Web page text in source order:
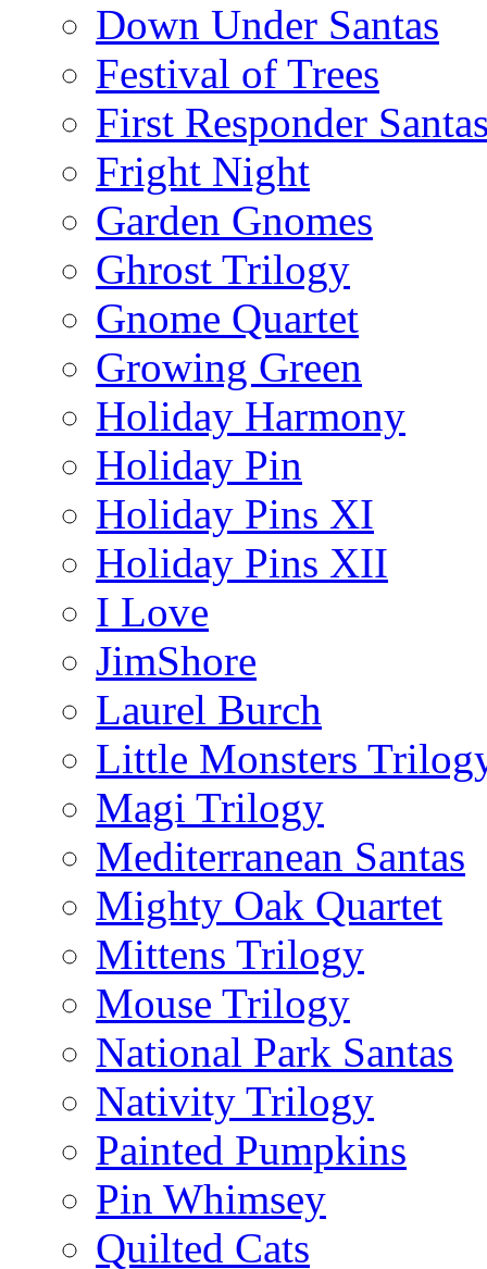
Down Under Santas
Festival of Trees
First Responder
Fright Night
Garden Gnomes
Ghrost Trilogy
Gnome Quartet
Growing Green
Holiday Harmony
Holiday Pin
Holiday Pins XI
Holiday Pins XII
I Love
JimShore
Laurel Burch
Little Monsters
Magi Trilogy
Mediterranean Santas
Mighty Oak Quartet
Mittens Trilogy
Mouse Trilogy
National Park Santas
Nativity Trilogy
Painted Pumpkins
Pin Whimsey
Quilted Cats